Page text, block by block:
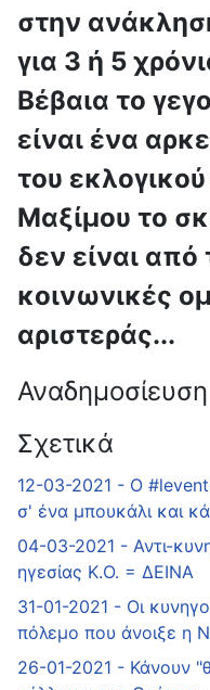
στην
για 3 ή 5
Βέβαια το
είναι ένα
του
Μαξίμου το
δεν είναι από
κοινωνικές
αριστεράς...
Σχετικά
12-03-2021 - Ο
σ' ένα μπουκάλι και
04-03-2021 - Αντι-
ηγεσίας Κ.Ο. = ΔΕΙΝΑ
31-01-2021 - Οι
πόλεμο που άνοιξε η
26-01-2021 - Κάνουν